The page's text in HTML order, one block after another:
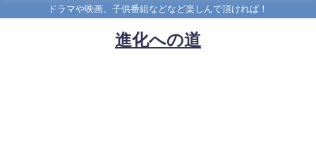
ドラマや映画、子供番組などなど楽しんで頂ければ！
進化への道